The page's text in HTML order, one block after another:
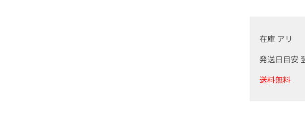
在庫 アリ
発送日目安
送料無料